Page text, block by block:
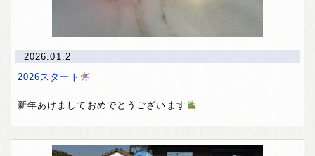
2026.01.2
2026スタート
新年あけましておめでとうございます